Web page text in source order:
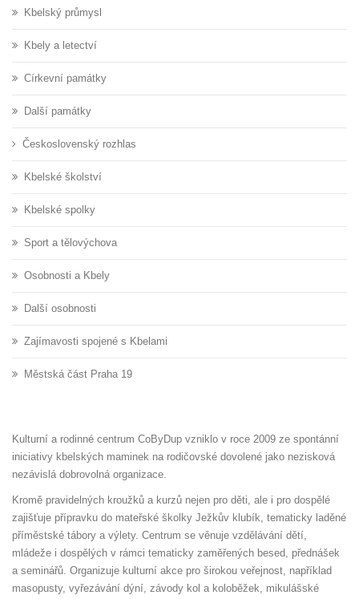
Kbelský průmysl
Kbely a letectví
Církevní památky
Další památky
Československý rozhlas
Kbelské školství
Kbelské spolky
Sport a tělovýchova
Osobnosti a Kbely
Další osobnosti
Zajímavosti spojené s Kbelami
Městská část Praha 19
Kulturní a rodinné centrum CoByDup vzniklo v roce 2009 ze spontánní
iniciativy kbelských maminek na rodičovské dovolené jako nezisková
nezávislá dobrovolná organizace.
Kromě pravidelných kroužků a kurzů nejen pro děti, ale i pro dospělé
zajišťuje přípravku do mateřské školky Ježkův klubík, tematicky laděné
příměstské tábory a výlety. Centrum se věnuje vzdělávání dětí,
mládeže i dospělých v rámci tematicky zaměřených besed, přednášek
a seminářů. Organizuje kulturní akce pro širokou veřejnost, například
masopusty, vyřezávání dýní, závody kol a koloběžek, mikulášské